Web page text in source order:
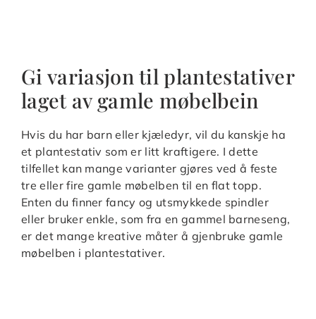
Gi variasjon til plantestativer
laget av gamle møbelbein
Hvis du har barn eller kjæledyr, vil du kanskje ha
et plantestativ som er litt kraftigere. I dette
tilfellet kan mange varianter gjøres ved å feste
tre eller fire gamle møbelben til en flat topp.
Enten du finner fancy og utsmykkede spindler
eller bruker enkle, som fra en gammel barneseng,
er det mange kreative måter å gjenbruke gamle
møbelben i plantestativer.